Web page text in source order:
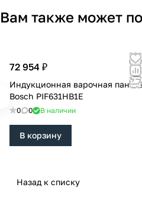
Вам также может
72 954 ₽
Индукционная варочная
Bosch PIF631HB1E
0 0 В наличии
В корзину
Назад к списку